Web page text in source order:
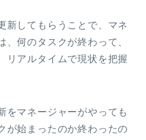
新してもらうことで、マネ
、何のタスクが終わって、
リアルタイムで現状を把握
をマネージャーがやっても
が始まったのか終わったの